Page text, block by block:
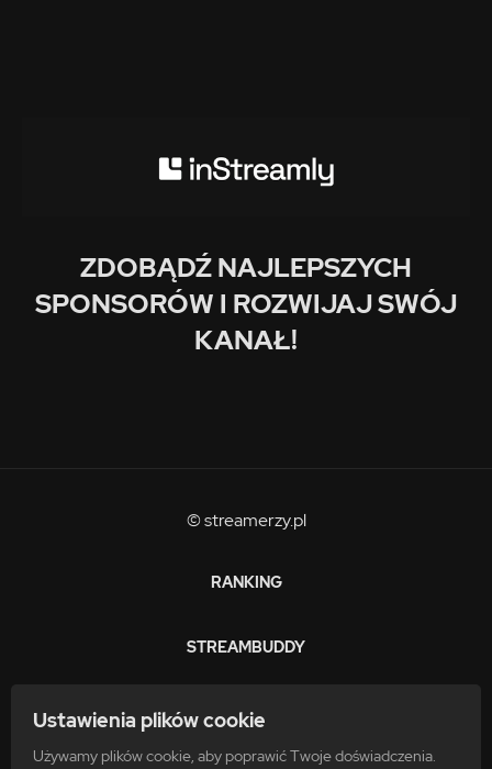
ZDOBĄDŹ NAJLEPSZYCH
SPONSORÓW I ROZWIJAJ SWÓJ
KANAŁ!
Ustawienia plików cookie
Używamy plików cookie, aby poprawić Twoje doświadczenia.
© streamerzy.pl
RANKING
STREAMBUDDY
ZARABIAJ